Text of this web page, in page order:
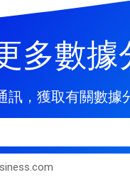
多數據
訊，獲取有關數據